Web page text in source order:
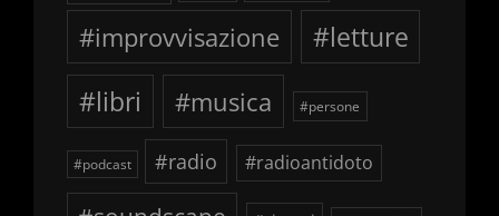
#improvvisazione
#letture
#libri
#musica #persone
#podcast #radio #radioantidoto